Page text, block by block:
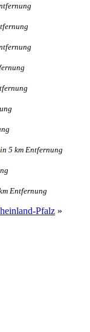
in 5 km Entfernung
Entfernung
Pfalz »